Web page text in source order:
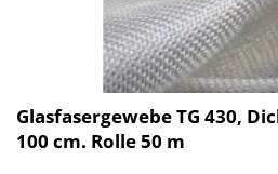
Glasfasergewebe TG 430,
100 cm. Rolle 50 m